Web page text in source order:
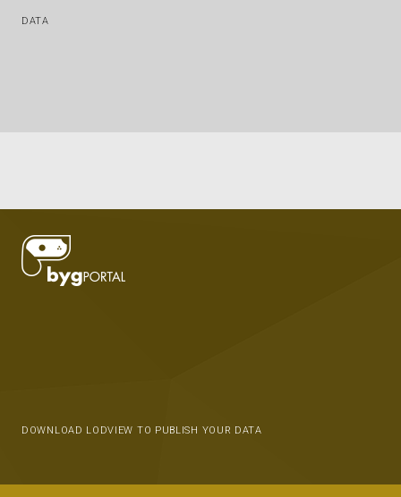
DATA
DOWNLOAD LODVIEW TO PUBLISH YOUR DATA